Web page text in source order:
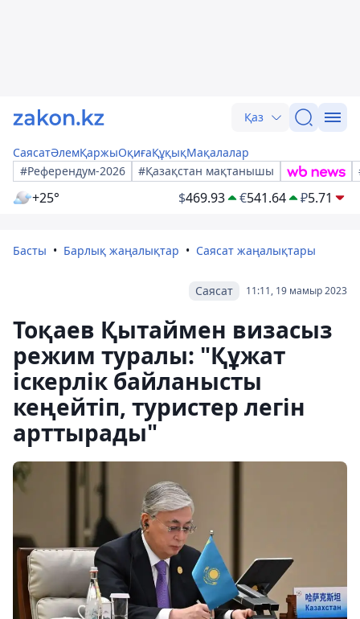
Қаз
СаясатӘлемҚаржыОқиғаҚұқықМақалалар
#Референдум-2026
#Қазақстан мақтанышы
+25° $469.93 €541.64 ₽5.71
Басты Барлық жаңалықтар Саясат жаңалықтары
11:11, 19 мамыр 2023
Саясат
Тоқаев Қытаймен визасыз
режим туралы: "Құжат
іскерлік байланысты
кеңейтіп, туристер легін
арттырады"